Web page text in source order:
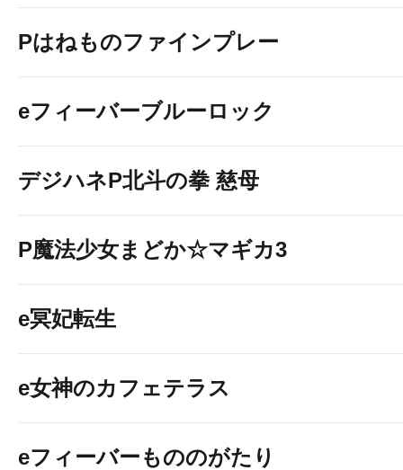
Pはねものファインプレー
eフィーバーブルーロック
デジハネP北斗の拳 慈母
P魔法少女まどか☆マギカ3
e冥妃転生
e女神のカフェテラス
eフィーバーもののがたり